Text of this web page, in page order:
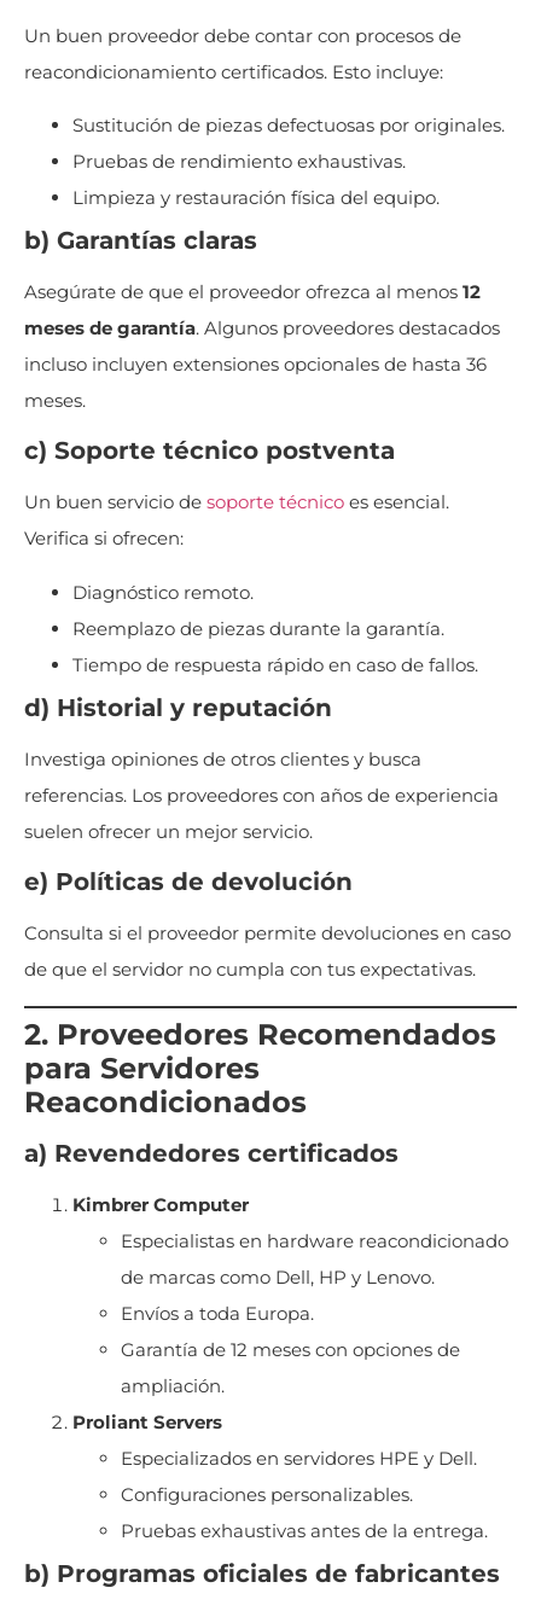
Un buen proveedor debe contar con procesos de
reacondicionamiento certificados. Esto incluye:
Sustitución de piezas defectuosas por originales.
Pruebas de rendimiento exhaustivas.
Limpieza y restauración física del equipo.
b) Garantías claras
Asegúrate de que el proveedor ofrezca al menos 12
meses de garantía. Algunos proveedores destacados
incluso incluyen extensiones opcionales de hasta 36
meses.
c) Soporte técnico postventa
Un buen servicio de soporte técnico es esencial.
Verifica si ofrecen:
Diagnóstico remoto.
Reemplazo de piezas durante la garantía.
Tiempo de respuesta rápido en caso de fallos.
d) Historial y reputación
Investiga opiniones de otros clientes y busca
referencias. Los proveedores con años de experiencia
suelen ofrecer un mejor servicio.
e) Políticas de devolución
Consulta si el proveedor permite devoluciones en caso
de que el servidor no cumpla con tus expectativas.
2. Proveedores Recomendados
para Servidores
Reacondicionados
a) Revendedores certificados
Kimbrer Computer
Especialistas en hardware reacondicionado
de marcas como Dell, HP y Lenovo.
Envíos a toda Europa.
Garantía de 12 meses con opciones de
ampliación.
Proliant Servers
Especializados en servidores HPE y Dell.
Configuraciones personalizables.
Pruebas exhaustivas antes de la entrega.
b) Programas oficiales de fabricantes